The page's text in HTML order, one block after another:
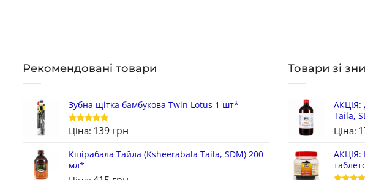
Рекомендовані товари
Зубна щітка бамбукова Twin Lotus 1 шт*
Оцінено в
з 5
Ціна: 139 грн
Кшірабала Тайла (Ksheerabala Taila, SDM) 200
мл*
Товари зі
АКЦIЯ:
Taila,
Ціна:
АКЦІЯ: